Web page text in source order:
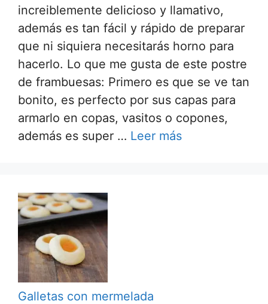
increiblemente delicioso y llamativo,
además es tan fácil y rápido de preparar
que ni siquiera necesitarás horno para
hacerlo. Lo que me gusta de este postre
de frambuesas: Primero es que se ve tan
bonito, es perfecto por sus capas para
armarlo en copas, vasitos o copones,
además es super … Leer más
Galletas con mermelada